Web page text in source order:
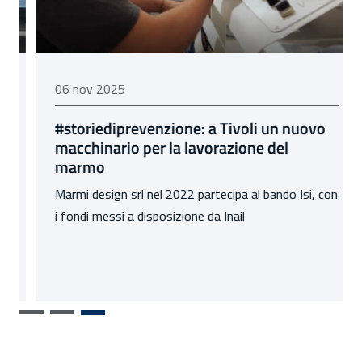
06 novembre 2025
06 nov 2025
#storiediprevenzione: a Tivoli un nuovo
macchinario per la lavorazione del
marmo
Marmi design srl nel 2022 partecipa al bando Isi, con
i fondi messi a disposizione da Inail